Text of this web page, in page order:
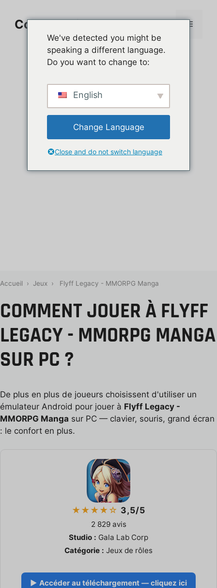
contenuComment jouer sur PC Menu
Accueil › Jeux › Flyff Legacy - MMORPG Manga
COMMENT JOUER À FLYFF
LEGACY - MMORPG MANGA
SUR PC ?
De plus en plus de joueurs choisissent d'utiliser un
émulateur Android pour jouer à Flyff Legacy -
MMORPG Manga sur PC — clavier, souris, grand écran
: le confort en plus.
★★★★☆ 3,5/5
2 829 avis
Studio : Gala Lab Corp
Catégorie : Jeux de rôles
▶ Accéder au téléchargement — cliquez ici
We've detected you might be
speaking a different language.
Do you want to change to:
English
Change Language
Close and do not switch language